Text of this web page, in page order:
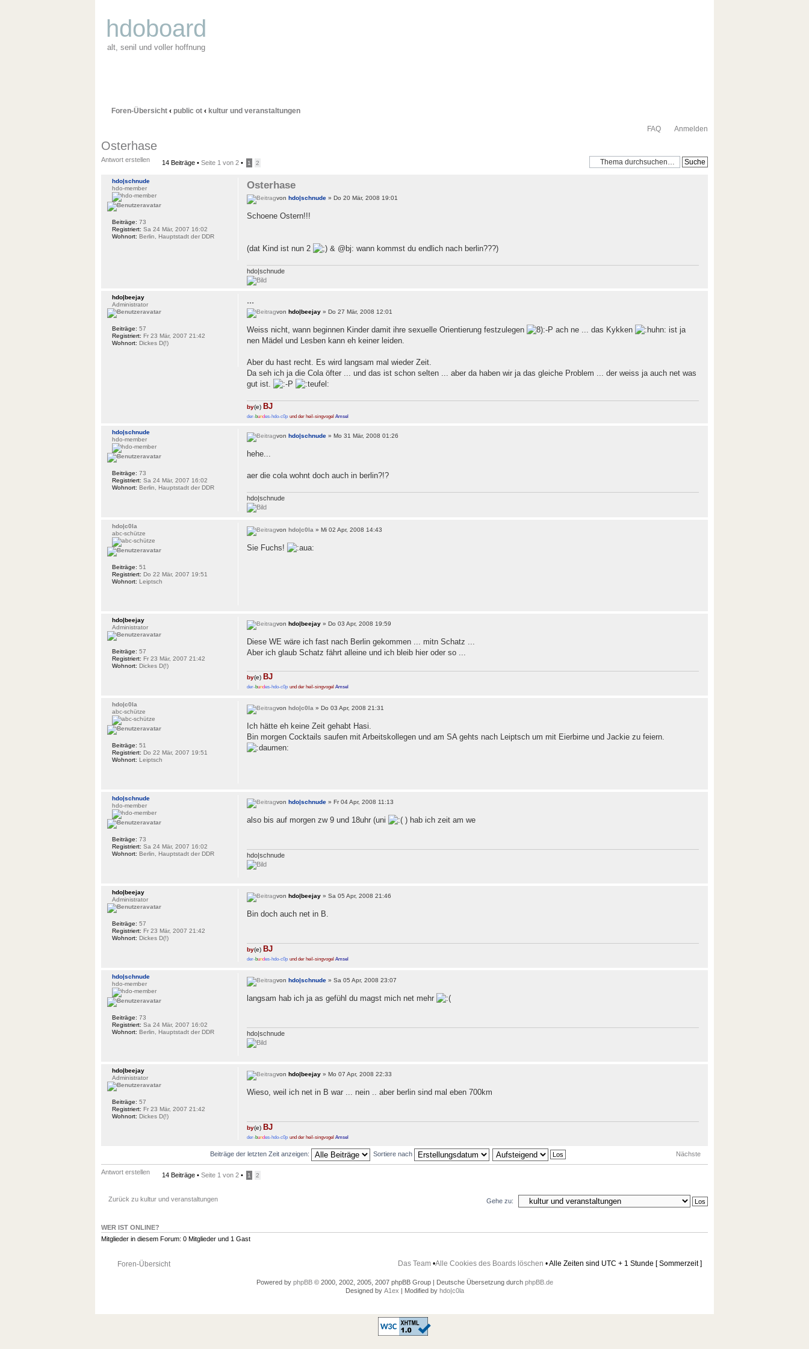
hdoboard
alt, senil und voller hoffnung
Foren-Übersicht ‹ public ot ‹ kultur und veranstaltungen
FAQ Anmelden
Osterhase
Antwort erstellen 14 Beiträge • Seite 1 von 2 • 1 2
Osterhase
vonhdo|schnude » Do 20 Mär, 2008 19:01
Schoene Ostern!!!
(dat Kind ist nun 2 & @bj: wann kommst du endlich nach berlin???)
hdo|schnude
hdo|schnude
hdo-member
Beiträge: 73
Registriert: Sa 24 Mär, 2007 16:02
Wohnort: Berlin, Hauptstadt der DDR
...
vonhdo|beejay » Do 27 Mär, 2008 12:01
Weiss nicht, wann beginnen Kinder damit ihre sexuelle Orientierung festzulegen :-P ach ne ... das Kykken
ist ja
nen Mädel und Lesben kann eh keiner leiden.
Aber du hast recht. Es wird langsam mal wieder Zeit.
Da seh ich ja die Cola öfter ... und das ist schon selten ... aber da haben wir ja das gleiche Problem ... der weiss ja auch net was
gut ist.
by(e) BJ
der-bundes-hdo-c0p und der heil-singvogelAmsel
hdo|beejay
Administrator
Beiträge: 57
Registriert: Fr 23 Mär, 2007 21:42
Wohnort: Dickes D(!)
von hdo|schnude » Mo 31 Mär, 2008 01:26
hehe...
aer die cola wohnt doch auch in berlin?!?
hdo|schnude
hdo|schnude
hdo-member
Beiträge: 73
Registriert: Sa 24 Mär, 2007 16:02
Wohnort: Berlin, Hauptstadt der DDR
von hdo|c0la » Mi 02 Apr, 2008 14:43
Sie Fuchs!
hdo|c0la
abc-schütze
Beiträge: 51
Registriert: Do 22 Mär, 2007 19:51
Wohnort: Leiptsch
von hdo|beejay » Do 03 Apr, 2008 19:59
Diese WE wäre ich fast nach Berlin gekommen ... mitn Schatz ...
Aber ich glaub Schatz fährt alleine und ich bleib hier oder so ...
by(e) BJ
der-bundes-hdo-c0p und der heil-singvogelAmsel
hdo|beejay
Administrator
Beiträge: 57
Registriert: Fr 23 Mär, 2007 21:42
Wohnort: Dickes D(!)
von hdo|c0la » Do 03 Apr, 2008 21:31
Ich hätte eh keine Zeit gehabt Hasi.
Bin morgen Cocktails saufen mit Arbeitskollegen und am SA gehts nach Leiptsch um mit Eierbirne und Jackie zu feiern.
hdo|c0la
abc-schütze
Beiträge: 51
Registriert: Do 22 Mär, 2007 19:51
Wohnort: Leiptsch
von hdo|schnude » Fr 04 Apr, 2008 11:13
also bis auf morgen zw 9 und 18uhr (uni ) hab ich zeit am we
hdo|schnude
hdo|schnude
hdo-member
Beiträge: 73
Registriert: Sa 24 Mär, 2007 16:02
Wohnort: Berlin, Hauptstadt der DDR
von hdo|beejay » Sa 05 Apr, 2008 21:46
Bin doch auch net in B.
by(e) BJ
der-bundes-hdo-c0p und der heil-singvogelAmsel
hdo|beejay
Administrator
Beiträge: 57
Registriert: Fr 23 Mär, 2007 21:42
Wohnort: Dickes D(!)
von hdo|schnude » Sa 05 Apr, 2008 23:07
langsam hab ich ja as gefühl du magst mich net mehr
hdo|schnude
hdo|schnude
hdo-member
Beiträge: 73
Registriert: Sa 24 Mär, 2007 16:02
Wohnort: Berlin, Hauptstadt der DDR
von hdo|beejay » Mo 07 Apr, 2008 22:33
Wieso, weil ich net in B war ... nein .. aber berlin sind mal eben 700km
by(e) BJ
der-bundes-hdo-c0p und der heil-singvogelAmsel
hdo|beejay
Administrator
Beiträge: 57
Registriert: Fr 23 Mär, 2007 21:42
Wohnort: Dickes D(!)
Nächste
Beiträge der letzten Zeit anzeigen: Sortiere nach
Antwort erstellen 14 Beiträge • Seite 1 von 2 • 1 2
Zurück zu kultur und veranstaltungen Gehe zu:
WER IST ONLINE?
Mitglieder in diesem Forum: 0 Mitglieder und 1 Gast
Foren-Übersicht Das Team •Alle Cookies des Boards löschen • Alle Zeiten sind UTC + 1 Stunde [ Sommerzeit ]
Powered by phpBB© 2000, 2002, 2005, 2007 phpBB Group | Deutsche Übersetzung durch phpBB.de
Designed by A1ex | Modified by hdo|c0la